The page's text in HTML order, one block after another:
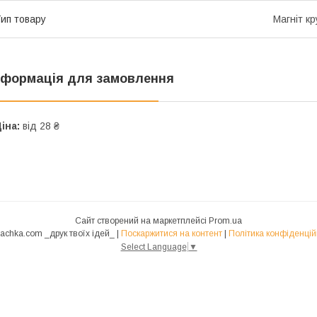
товару Магніт
для замовлення
від 28 ₴
Сайт створений на маркетплейсі Prom.ua
Поскаржитися на контент
Політика
Select Language ▼